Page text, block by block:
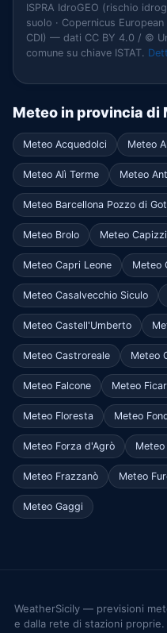
ISPRA IdroGEO (rischio
suolo · Copernicus
CDI) — dati CC BY 4.0 / ©
comune su chiave ISTAT.
Meteo in provincia di
Meteo Acquedolci Meteo
Meteo Alì Terme Meteo
Meteo Barcellona Pozzo di
Meteo Brolo Meteo Capizzi
Meteo Capri Leone Meteo
Meteo Casalvecchio Siculo
Meteo Castell'Umberto
Meteo Castroreale Meteo
Meteo Falcone Meteo
Meteo Floresta Meteo
Meteo Forza d'Agrò
Meteo Frazzanò Meteo
Meteo Gaggi
WeatherSicily — previsioni
e dalla rete di stazioni